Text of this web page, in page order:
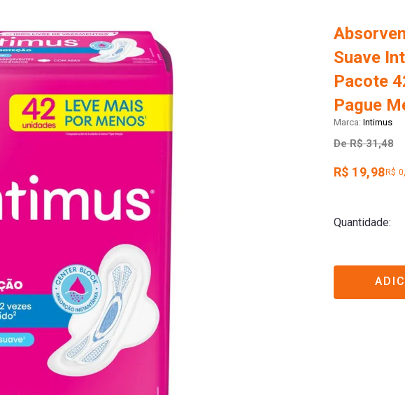
Suave
Pacote
Pague
Intimus
De R$ 31,48
R$ 19,98R$
Quantidade
macarrão
pão
ovo